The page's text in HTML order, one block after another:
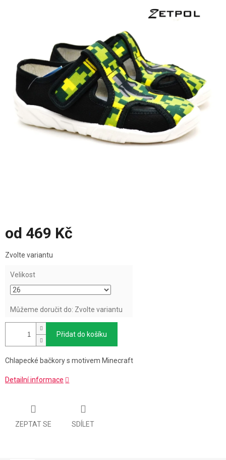
od 469 Kč
cena:
Zvolte variantu
Velikost
Můžeme doručit do: Zvolte variantu
Přidat do košíku
Chlapecké bačkory s motivem Minecraft
Detailní informace
ZEPTAT SE SDÍLET